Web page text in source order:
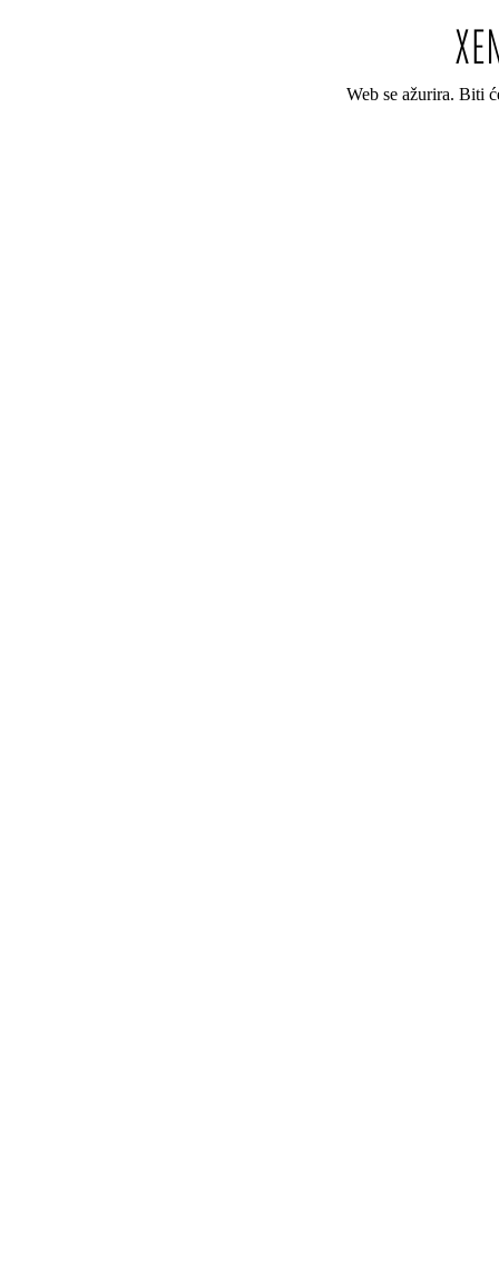
Web se ažurira. Biti